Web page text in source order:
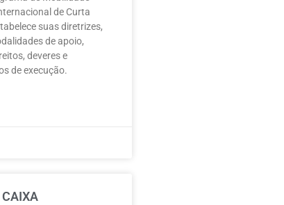
de Curta
suas diretrizes,
de apoio,
deveres e
de execução.